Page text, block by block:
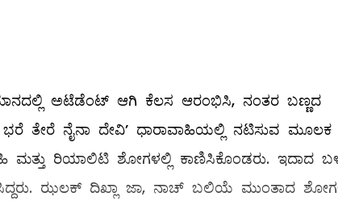
ಅಟೆಡೆಂಟ್‌ ಆಗಿ ಕೆಲಸ ಆರಂಭಿಸಿ, ನಂತರ ಬಣ್ಣದ
ಭರೆ ತೇರೆ ನೈನಾ ದೇವಿ’ ಧಾರಾವಾಹಿಯಲ್ಲಿ ನಟಿಸುವ ಮೂಲಕ
ಮತ್ತು ರಿಯಾಲಿಟಿ ಶೋಗಳಲ್ಲಿ ಕಾಣಿಸಿಕೊಂಡರು. ಇದಾದ
ಝಲಕ್ ದಿಖ್ಲಾ ಜಾ, ನಾಚ್ ಬಲಿಯೆ ಮುಂತಾದ